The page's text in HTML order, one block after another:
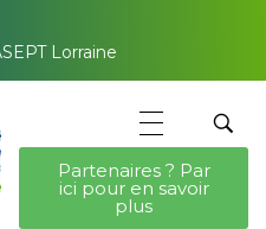
Lorraine
Partenaires ? Par
ici pour en savoir
plus